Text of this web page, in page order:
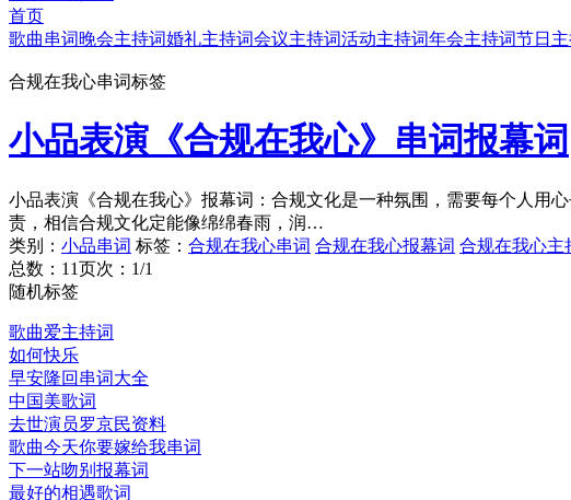
首页
歌曲串词晚会主持词婚礼主持词会议主持词活动主持词年会主持词节日主
合规在我心串词标签
小品表演《合规在我心》串词报幕词
小品表演《合规在我心》报幕词：合规文化是一种氛围，需要每个人用
责，相信合规文化定能像绵绵春雨，润…
类别： 小品串词 标签： 合规在我心串词 合规在我心报幕词 合规在我心主
总数：1 1页次：1/1
随机标签
歌曲爱主持词
如何快乐
早安隆回串词大全
中国美歌词
去世演员罗京民资料
歌曲今天你要嫁给我串词
下一站吻别报幕词
最好的相遇歌词